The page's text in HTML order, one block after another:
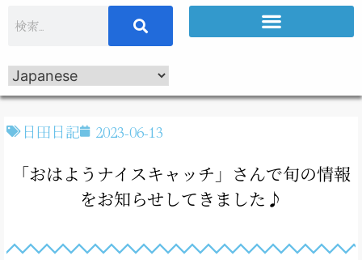
日田日記 2023-06-13
「おはようナイスキャッチ」さんで旬の情報
をお知らせしてきました♪